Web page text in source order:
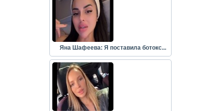
Яна Шафеева: Я поставила ботокс...